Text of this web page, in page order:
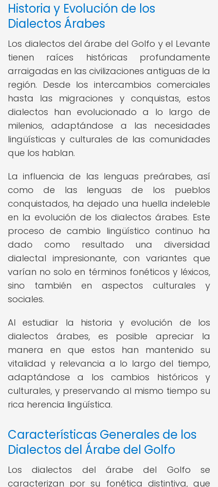
Historia y Evolución de los
Dialectos Árabes
Los dialectos del árabe del Golfo y el Levante
tienen raíces históricas profundamente
arraigadas en las civilizaciones antiguas de la
región. Desde los intercambios comerciales
hasta las migraciones y conquistas, estos
dialectos han evolucionado a lo largo de
milenios, adaptándose a las necesidades
lingüísticas y culturales de las comunidades
que los hablan.
La influencia de las lenguas preárabes, así
como de las lenguas de los pueblos
conquistados, ha dejado una huella indeleble
en la evolución de los dialectos árabes. Este
proceso de cambio lingüístico continuo ha
dado como resultado una diversidad
dialectal impresionante, con variantes que
varían no solo en términos fonéticos y léxicos,
sino también en aspectos culturales y
sociales.
Al estudiar la historia y evolución de los
dialectos árabes, es posible apreciar la
manera en que estos han mantenido su
vitalidad y relevancia a lo largo del tiempo,
adaptándose a los cambios históricos y
culturales, y preservando al mismo tiempo su
rica herencia lingüística.
Características Generales de los
Dialectos del Árabe del Golfo
Los dialectos del árabe del Golfo se
caracterizan por su fonética distintiva, que